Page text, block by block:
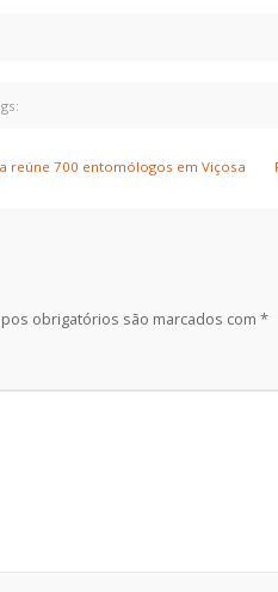
reúne 700 entomólogos em Viçosa
obrigatórios são marcados com *